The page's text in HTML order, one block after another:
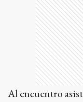
Al encuentro